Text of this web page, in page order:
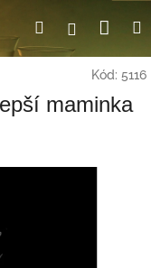
HledatPřihlášení
Kód: 5116
maminka